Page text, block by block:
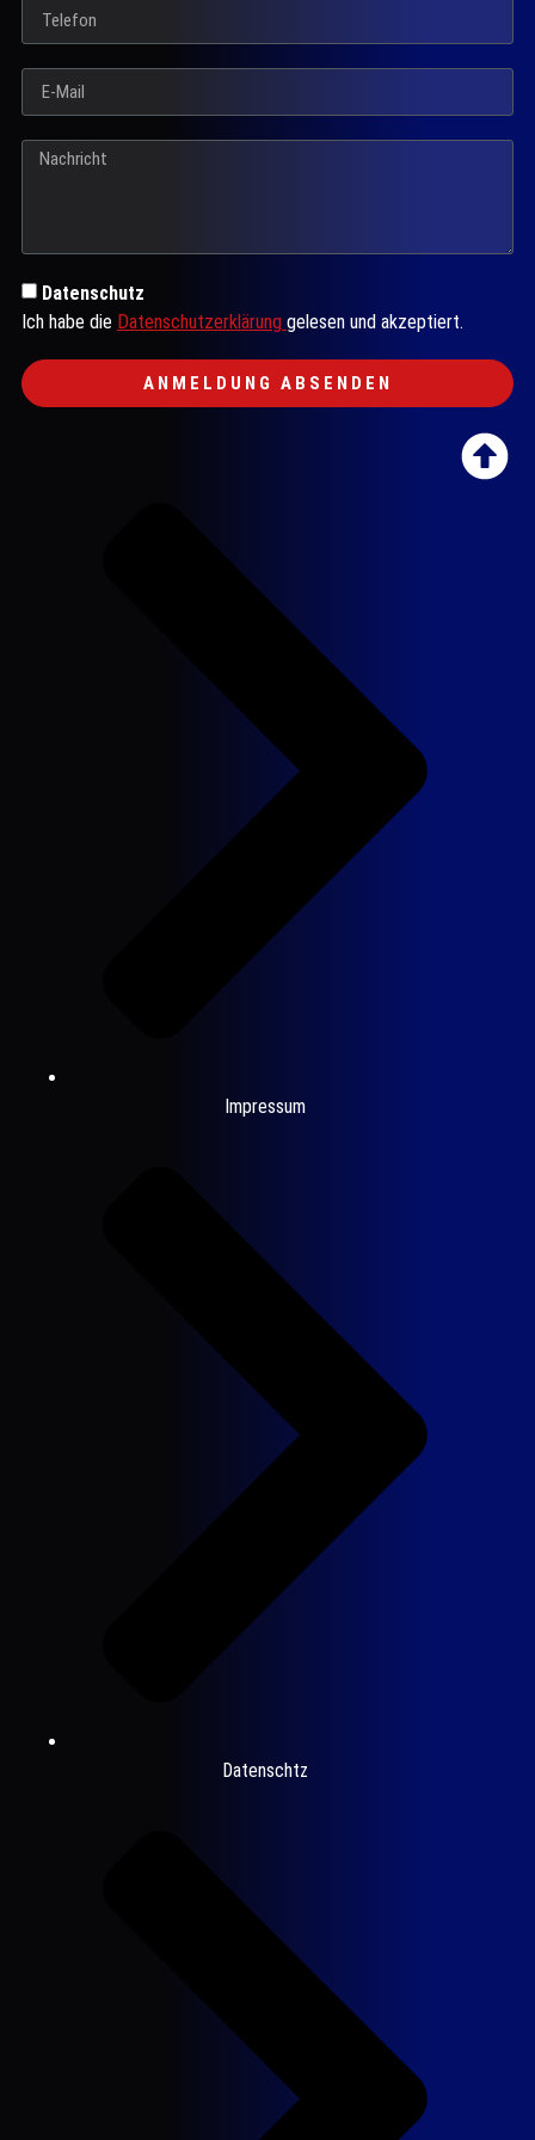
Datenschutz
Ich habe die Datenschutzerklärung gelesen und akzeptiert.
ANMELDUNG ABSENDEN
Impressum
Datenschtz